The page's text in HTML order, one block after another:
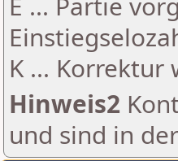
K ... Korrektur
Hinweis2
und sind in